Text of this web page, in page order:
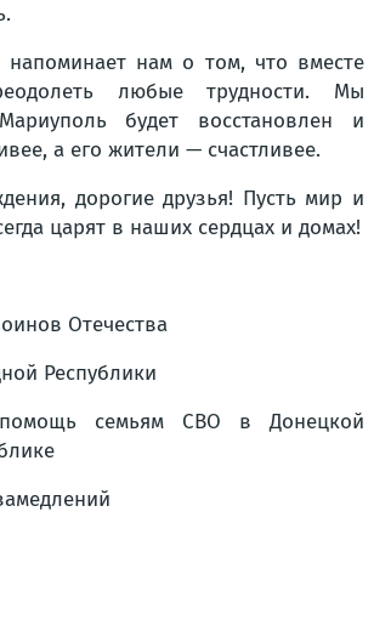
напоминает нам о том, что вместе
любые трудности. Мы
будет восстановлен и
а его жители — счастливее.
дорогие друзья! Пусть мир и
царят в наших сердцах и домах!
Отечества
Республики
семьям СВО в Донецкой